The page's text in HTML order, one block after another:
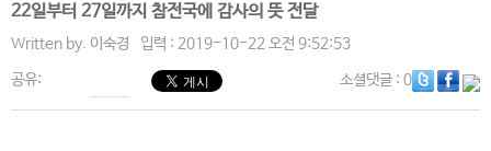
22일부터 27일까지 참전국에 감사의 뜻 전달
Written by. 이숙경 입력 : 2019-10-22 오전 9:52:53
공유: 소셜댓글: 0